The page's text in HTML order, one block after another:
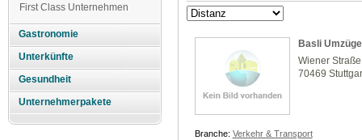
First Class Unternehmen
Gastronomie
Unterkünfte
Gesundheit
Unternehmerpakete
Basli Umzüge
Wiener
70469
Branche: Verkehr & Transport